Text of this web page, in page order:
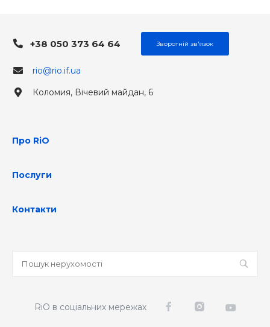
+38 050 373 64 64 Зворотній зв'язок
rio@rio.if.ua
Коломия, Вічевий майдан, 6
Про RiO
Послуги
Контакти
RiO в соціальних мережах